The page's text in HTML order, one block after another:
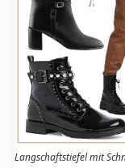
Langschaftstiefel mit